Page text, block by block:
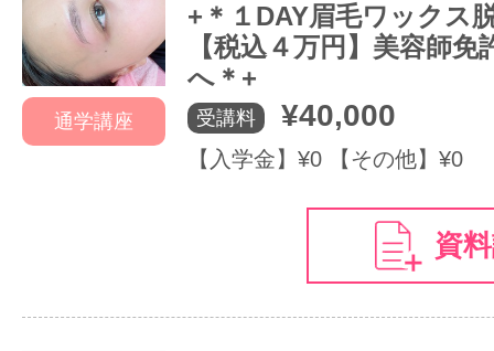
通学講座
+＊１DAY眉毛ワックス
【税込４万円】美容師免
へ＊+
受講料 ¥40,000
【入学金】¥0 【その他】¥0
資